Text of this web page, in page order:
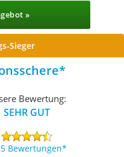
»
Sieger
Bewertung:
SEHR GUT
Bewertungen